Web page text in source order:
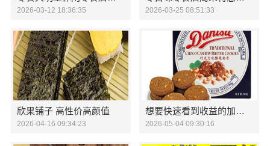
2026-03-12 18:36:35 2026-03-25 08:51:33
欣果铺子 高性价高颜值
2026-04-16 09:34:23
想要快速看到收益的加入欣果铺子 先锋设计团队研发
2026-05-04 09:30:16